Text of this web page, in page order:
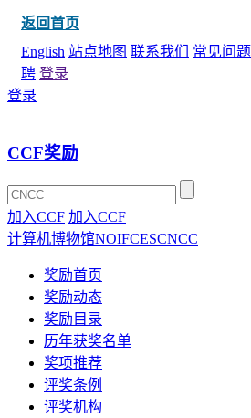
返回首页
English 站点地图 联系我们 常见问题
聘 登录
登录
CCF奖励
加入CCF 加入CCF
计算机博物馆NOIFCESCNCC
奖励首页
奖励动态
奖励目录
历年获奖名单
奖项推荐
评奖条例
评奖机构